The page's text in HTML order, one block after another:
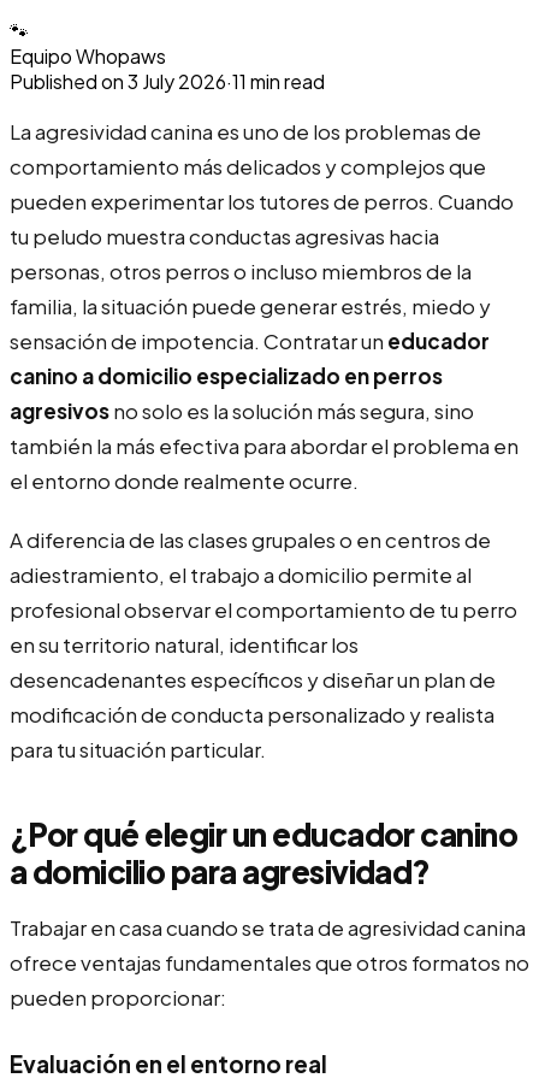
🐾
Equipo Whopaws
Published on3 July 2026·11 min read
La agresividad canina es uno de los problemas de
comportamiento más delicados y complejos que
pueden experimentar los tutores de perros. Cuando
tu peludo muestra conductas agresivas hacia
personas, otros perros o incluso miembros de la
familia, la situación puede generar estrés, miedo y
sensación de impotencia. Contratar un educador
canino a domicilio especializado en perros
agresivosno solo es la solución más segura, sino
también la más efectiva para abordar el problema en
el entorno donde realmente ocurre.
A diferencia de las clases grupales o en centros de
adiestramiento, el trabajo a domicilio permite al
profesional observar el comportamiento de tu perro
en su territorio natural, identificar los
desencadenantes específicos y diseñar un plan de
modificación de conducta personalizado y realista
para tu situación particular.
¿Por qué elegir un educador canino
a domicilio para agresividad?
Trabajar en casa cuando se trata de agresividad canina
ofrece ventajas fundamentales que otros formatos no
pueden proporcionar:
Evaluación en el entorno real